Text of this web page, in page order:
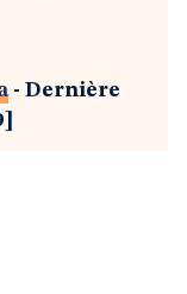
- Dernière